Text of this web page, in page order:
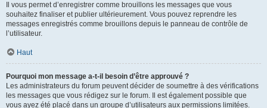
Il vous permet d’enregistrer comme brouillons les messages que vous
souhaitez finaliser et publier ultérieurement. Vous pouvez reprendre les
messages enregistrés comme brouillons depuis le panneau de contrôle de
l’utilisateur.
Haut
Pourquoi mon message a-t-il besoin d’être approuvé ?
Les administrateurs du forum peuvent décider de soumettre à des vérifications
les messages que vous rédigez sur le forum. Il est également possible que
vous ayez été placé dans un groupe d’utilisateurs aux permissions limitées.